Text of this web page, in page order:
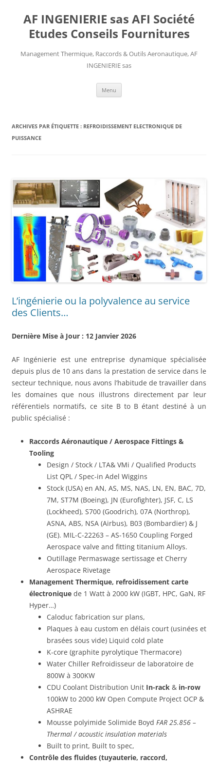
AF INGENIERIE sas AFI Société
Etudes Conseils Fournitures
Management Thermique, Raccords & Outils Aeronautique, AF
INGENIERIE sas
Menu
ARCHIVES PAR ÉTIQUETTE : REFROIDISSEMENT ELECTRONIQUE DE
PUISSANCE
L’ingénierie ou la polyvalence au service
des Clients…
Dernière Mise à Jour : 12 Janvier 2026
AF Ingénierie est une entreprise dynamique spécialisée
depuis plus de 10 ans dans la prestation de service dans le
secteur technique, nous avons l’habitude de travailler dans
les domaines que nous illustrons directement par leur
référentiels normatifs, ce site B to B étant destiné à un
public spécialisé :
Raccords Aéronautique / Aerospace Fittings &
Tooling
Design / Stock / LTA& VMi / Qualified Products
List QPL / Spec-in Adel Wiggins
Stock (USA) en AN, AS, MS, NAS, LN, EN, BAC, 7D,
7M, ST7M (Boeing), JN (Eurofighter), JSF, C, LS
(Lockheed), S700 (Goodrich), 07A (Northrop),
ASNA, ABS, NSA (Airbus), B03 (Bombardier) & J
(GE). MIL-C-22263 – AS-1650 Coupling Forged
Aerospace valve and fitting titanium Alloys.
Outillage Permaswage sertissage et Cherry
Aerospace Rivetage
Management Thermique, refroidissement carte
électronique de 1 Watt à 2000 kW (IGBT, HPC, GaN, RF
Hyper…)
Caloduc fabrication sur plans,
Plaques à eau custom en délais court (usinées et
brasées sous vide) Liquid cold plate
K-core (graphite pyrolytique Thermacore)
Water Chiller Refroidisseur de laboratoire de
800W à 300KW
CDU Coolant Distribution Unit In-rack & in-row
100kW to 2000 kW Open Compute Project OCP &
ASHRAE
Mousse polyimide Solimide Boyd FAR 25.856 –
Thermal / acoustic insulation materials
Built to print, Built to spec,
Contrôle des fluides (tuyauterie, raccord,